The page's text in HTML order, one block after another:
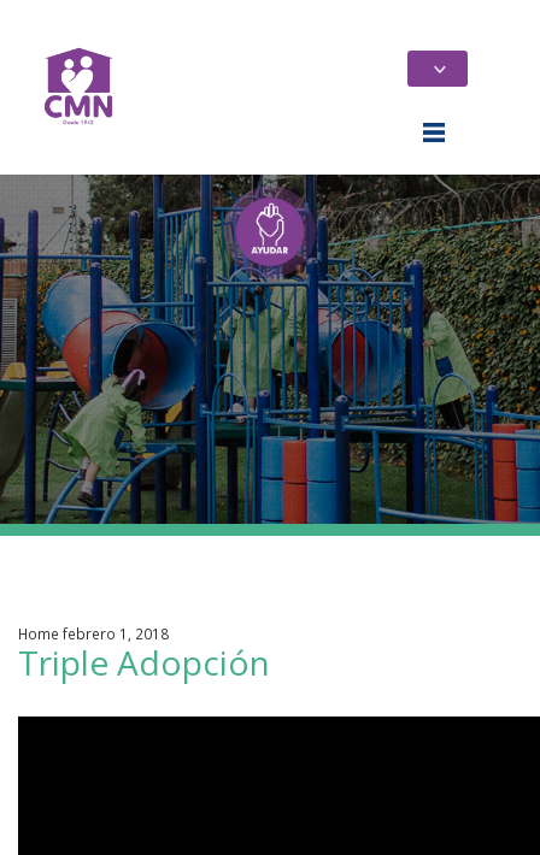
Home
Quiénes Somos
Apoyo en tu Embarazo
Galería de Nuestra Casa
Home febrero 1, 2018
Triple Adopción